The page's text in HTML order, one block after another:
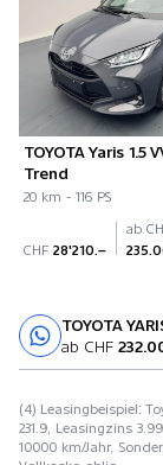
TOYOTA Yaris 1.5
Trend
20 km - 116 PS
CHF 28'210.–
ab
TOYOTA
ab CHF
(4) Leasingbeispiel:
231.9, Leasingzins
10000 km/Jahr,